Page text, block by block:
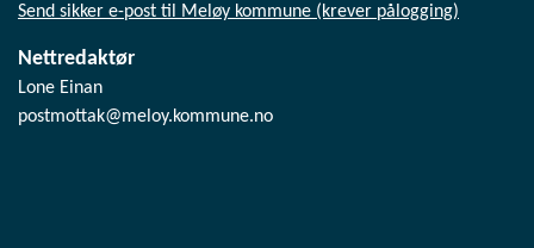
Send sikker e-post til Meløy kommune (krever pålogging)
Nettredaktør
Lone Einan
postmottak@meloy.kommune.no